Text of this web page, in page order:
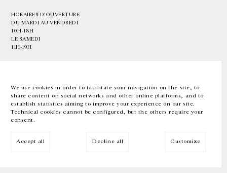
We use cookies in order to facilitate your navigation on the site, to
share content on social networks and other online platforms, and to
establish statistics aiming to improve your experience on our site.
Technical cookies cannot be configured, but the others require your
consent.
Accept all Decline all Customize
HORAIRES D'OUVERTURE
DU MARDI AU VENDREDI
10H-18H
LE SAMEDI
11H-19H
EN FR 中文 Facebook Instagram
Inscrivez-vous à notre newsletter